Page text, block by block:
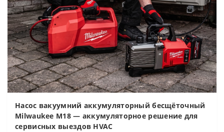
Насос вакуумний аккумуляторный бесщёточный
Milwaukee M18 — аккумуляторное решение для
сервисных выездов HVAC